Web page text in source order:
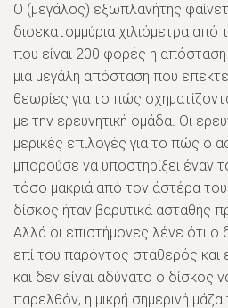
Ο (μεγάλος) εξωπλανήτης
δισεκατομμύρια χιλιόμετρα από
που είναι 200 ​​φορές η απόσταση
μια μεγάλη απόσταση που
θεωρίες για το πώς
με την ερευνητική ομάδα. Οι
μερικές επιλογές για το πώς ο
μπορούσε να υποστηρίξει έναν
τόσο μακριά από τον άστέρα
δίσκος ήταν βαρυτικά ασταθής
Αλλά οι επιστήμονες λένε ότι ο
επί του παρόντος σταθερός και
και δεν είναι αδύνατο ο δίσκος
παρελθόν, η μικρή σημερινή